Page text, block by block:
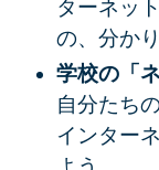
ターネッ
の、分か
学校の「
自分たち
インター